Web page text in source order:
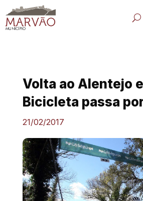
to
content
Volta ao Alentejo
Bicicleta passa
21/02/2017